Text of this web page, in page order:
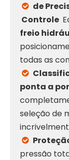
 de
Controle
freio
todas as

ponta a
seleção de

pressão